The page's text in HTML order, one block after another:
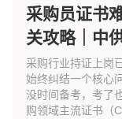
采购员证书
关攻略｜中
采购行业持证上岗
始终纠结一个核心
没时间备考，考了
购领域主流证书（